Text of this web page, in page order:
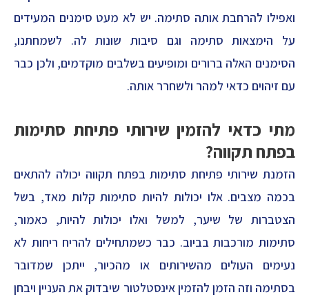
ואפילו להרחבת אותה סתימה. יש לא מעט סימנים המעידים
על הימצאות סתימה וגם סיבות שונות לה. לשמחתנו,
הסימנים האלה ברורים ומופיעים בשלבים מוקדמים, ולכן כבר
עם זיהוים כדאי למהר ולשחרר אותה.
מתי כדאי להזמין שירותי פתיחת סתימות
בפתח תקווה?
הזמנת שירותי פתיחת סתימות בפתח תקווה יכולה להתאים
בכמה מצבים. אלו יכולות להיות סתימות קלות מאד, בשל
הצטברות של שיער, למשל ואלו יכולות להיות, כאמור,
סתימות מורכבות בביוב. כבר כשמתחילים להריח ריחות לא
נעימים העולים מהשירותים או מהכיור, ייתכן שמדובר
בסתימה וזה הזמן להזמין אינסטלטור שיבדוק את העניין ויבחן